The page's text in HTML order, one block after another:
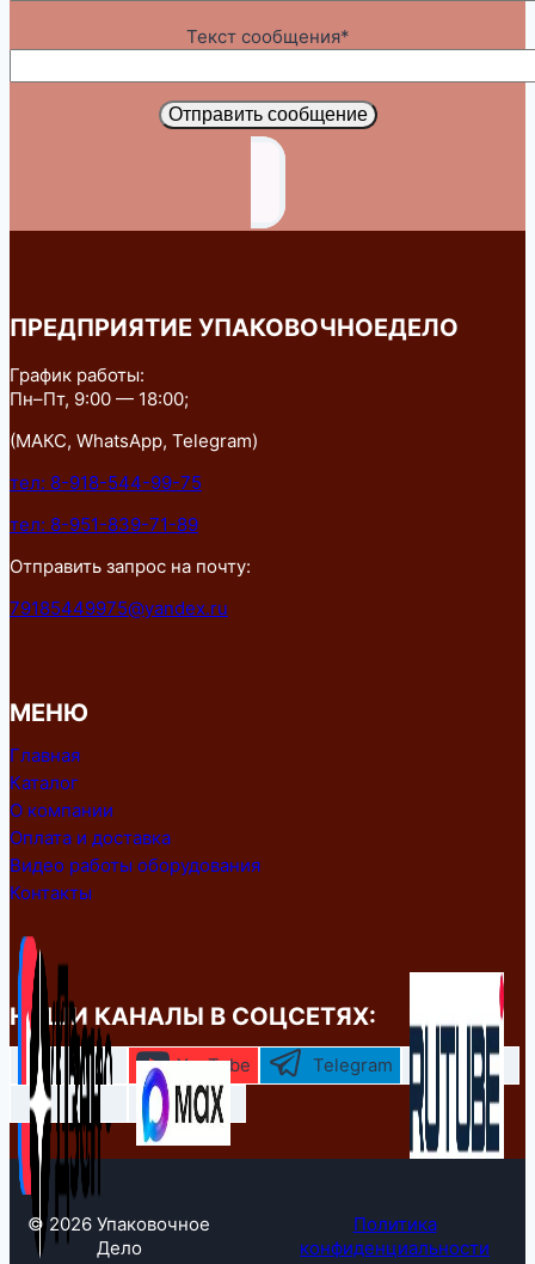
Текст сообщения*
Отправить сообщение
ПРЕДПРИЯТИЕ УПАКОВОЧНОЕДЕЛО
График работы:
Пн–Пт, 9:00 — 18:00;
(МАКС, WhatsApp, Telegram)
тел: 8-918-544-99-75
тел: 8-951-839-71-89
Отправить запрос на почту:
79185449975@yandex.ru
МЕНЮ
Главная
Каталог
О компании
Оплата и доставка
Видео работы оборудования
Контакты
НАШИ КАНАЛЫ В СОЦСЕТЯХ:
YouTube Telegram
© 2026 Упаковочное
Дело
Политика
конфиденциальности